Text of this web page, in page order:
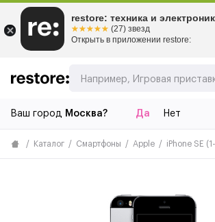
Ваш город Москва? Да Нет
Каталог Смартфоны Apple iPhone SE
restore: техника и
☆☆☆☆☆
★★★★★ (27) звезд
Открыть в приложении restore: